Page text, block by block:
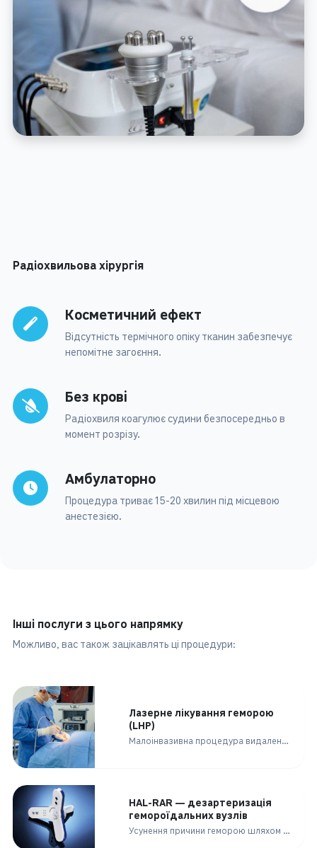
Радіохвильова хірургія
Косметичний ефект
Відсутність термічного опіку тканин забезпечує
непомітне загоєння.
Без крові
Радіохвиля коагулює судини безпосередньо в
момент розрізу.
Амбулаторно
Процедура триває 15-20 хвилин під місцевою
анестезією.
Інші послуги з цього напрямку
Можливо, вас також зацікавлять ці процедури:
Лазерне лікування геморою
(LHP)
Малоінвазивна процедура видалення гемороїдальних вузлів за допомогою діодного лазерного волокна без розрізів та грубих рубців.
HAL-RAR — дезартеризація
гемороїдальних вузлів
Усунення причини геморою шляхом перев'язки артерій, що живлять вузли, під контролем ультразвукового доплера.